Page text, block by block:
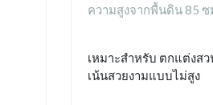
ความสูงจากพื้นดิน 85 ซ
เหมาะสำหรับ ตกแต่งส
เน้นสวยงามแบบไม่สูง